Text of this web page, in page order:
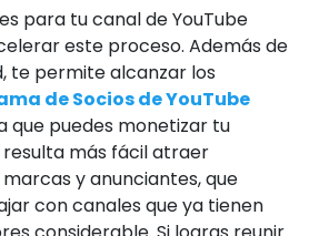
para tu canal de YouTube
este proceso. Además de
te permite alcanzar los
de Socios de YouTube
que puedes monetizar tu
más fácil atraer
y anunciantes, que
con canales que ya tienen